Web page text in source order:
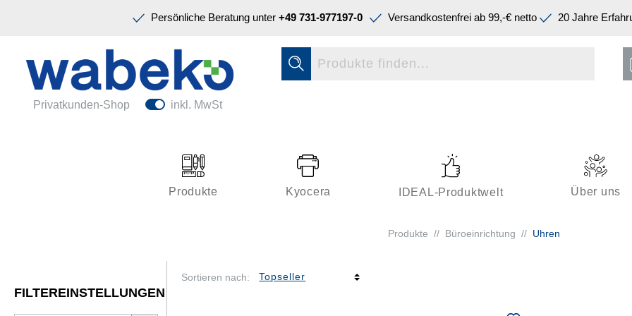
Persönliche Beratung unter +49 731-977197-0 Versandkostenfrei ab 99,-€ netto 20 Jahre
Privatkunden-Shop inkl. MwSt
Produkte Kyocera IDEAL-Produktwelt Über uns
Ordnen & Registrieren
Papiere & Blöcke
Büroeinrichtung
Kleben & Versenden
Schreiben & Korrigieren
Produkte // Büroeinrichtung // Uhren
FILTEREINSTELLUNGEN
Sortieren nach:
Schreiben & Korrigieren